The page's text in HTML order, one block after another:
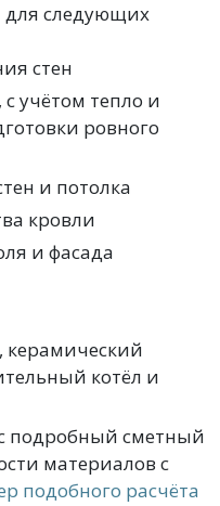
для следующих
стен
учётом тепло и
ровного
и потолка
кровли
и фасада
котёл и
подробный сметный
материалов с
подобного расчёта